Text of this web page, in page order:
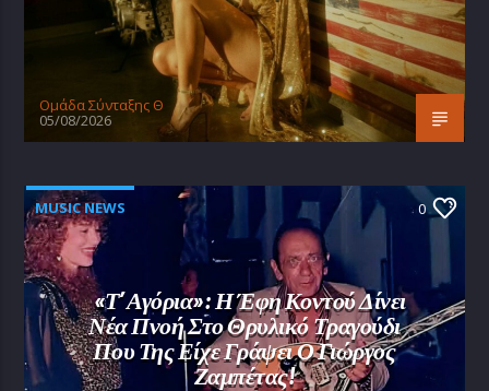
Oμάδα Σύνταξης Θ
05/08/2026
MUSIC NEWS 0
«Τ’ Αγόρια»: Η Έφη Κοντού Δίνει
Νέα Πνοή Στο Θρυλικό Τραγούδι
Που Της Είχε Γράψει Ο Γιώργος
Ζαμπέτας!